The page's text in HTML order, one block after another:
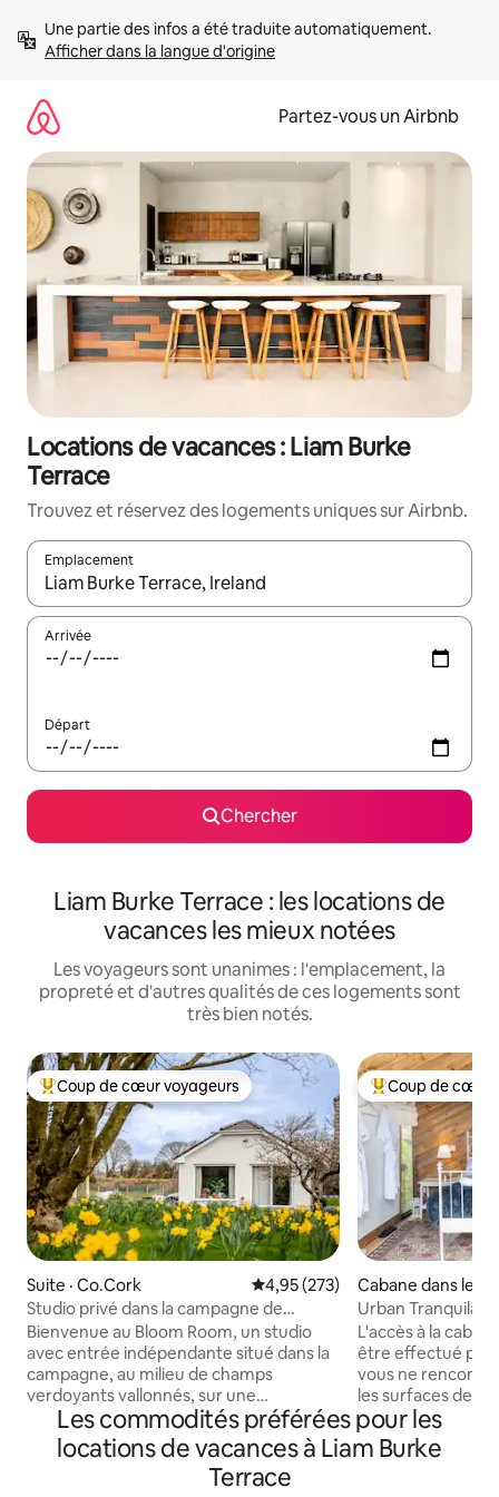
directement
Afficher dans la langue d'origine
Partez-vous un Airbnb
Locations de vacances : Liam Burke
Terrace
Trouvez et réservez des logements uniques sur Airbnb.
Emplacement
Quand les résultats sont affichés, parcourez-les en utilisant
Arrivée
Départ
Chercher
Liam Burke Terrace : les locations de
vacances les mieux notées
Les voyageurs sont unanimes : l'emplacement, la
propreté et d'autres qualités de ces logements sont
très bien notés.
Coup de cœur voyageurs parmi les plus aimés
Coup de cœur voyageurs
Suite · Co.Cork Note moyenne de 4,95 sur 5,
4,95 (273)
Studio privé dans la campagne de
Blarney
Bienvenue au Bloom Room, un studio
avec entrée indépendante situé dans la
campagne, au milieu de champs
verdoyants vallonnés, sur une
charmante microferme florale. À
seulement 15 minutes de la ville de Cork
et à 5 minutes du château de Blarney,
cette paisible retraite de luxe offre des
Coup de cœur
Coup de cœur
Cabane dans les
ork
Urban
L'accès à la
être effectué par
vous ne
les surfaces de
l'aide de lingettes
lavé à 60 degrés. C'est une vraie cabane
dans les arbres,
Les commodités préférées pour les
locations de vacances à Liam Burke
Terrace